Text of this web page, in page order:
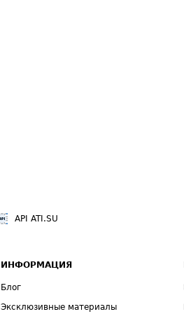
API ATI.SU
ИНФОРМАЦИЯ
Блог
Эксклюзивные материалы